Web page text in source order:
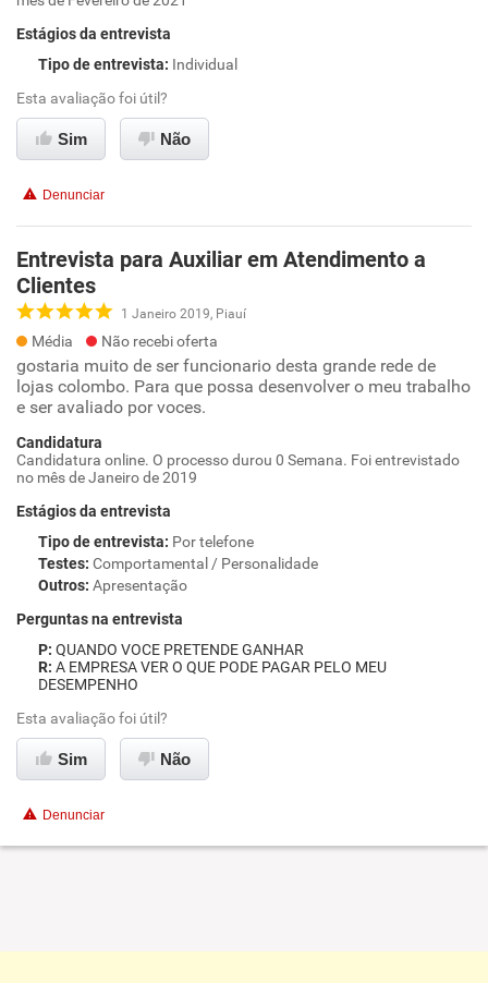
Estágios da entrevista
Tipo de entrevista: Individual
Esta avaliação foi útil?
Sim Não
Denunciar
Entrevista para Auxiliar em Atendimento a
Clientes
1 Janeiro 2019, Piauí
Média Não recebi oferta
gostaria muito de ser funcionario desta grande rede de
lojas colombo. Para que possa desenvolver o meu trabalho
e ser avaliado por voces.
Candidatura
Candidatura online. O processo durou 0 Semana. Foi entrevistado
no mês de Janeiro de 2019
Estágios da entrevista
Tipo de entrevista: Por telefone
Testes: Comportamental / Personalidade
Outros: Apresentação
Perguntas na entrevista
QUANDO VOCE PRETENDE GANHAR
A EMPRESA VER O QUE PODE PAGAR PELO MEU
DESEMPENHO
Esta avaliação foi útil?
Sim Não
Denunciar